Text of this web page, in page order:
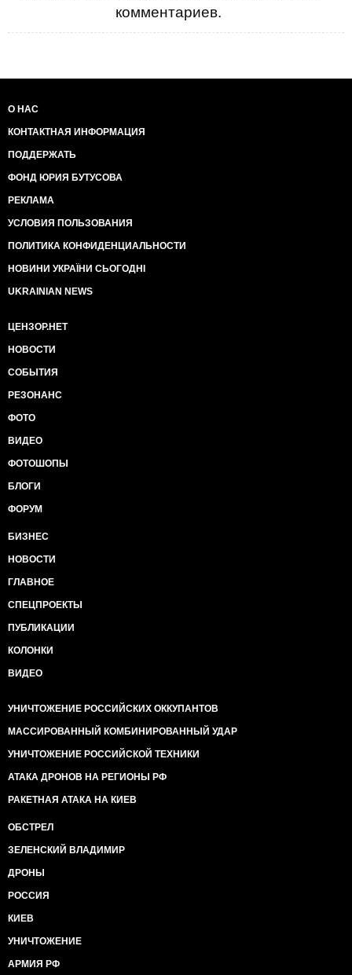
комментариев.
О НАС
КОНТАКТНАЯ ИНФОРМАЦИЯ
ПОДДЕРЖАТЬ
ФОНД ЮРИЯ БУТУСОВА
РЕКЛАМА
УСЛОВИЯ ПОЛЬЗОВАНИЯ
ПОЛИТИКА КОНФИДЕНЦИАЛЬНОСТИ
НОВИНИ УКРАЇНИ СЬОГОДНІ
UKRAINIAN NEWS
ЦЕНЗОР.НЕТ
НОВОСТИ
СОБЫТИЯ
РЕЗОНАНС
ФОТО
ВИДЕО
ФОТОШОПЫ
БЛОГИ
ФОРУМ
БИЗНЕС
НОВОСТИ
ГЛАВНОЕ
СПЕЦПРОЕКТЫ
ПУБЛИКАЦИИ
КОЛОНКИ
ВИДЕО
УНИЧТОЖЕНИЕ РОССИЙСКИХ ОККУПАНТОВ
МАССИРОВАННЫЙ КОМБИНИРОВАННЫЙ УДАР
УНИЧТОЖЕНИЕ РОССИЙСКОЙ ТЕХНИКИ
АТАКА ДРОНОВ НА РЕГИОНЫ РФ
РАКЕТНАЯ АТАКА НА КИЕВ
ОБСТРЕЛ
ЗЕЛЕНСКИЙ ВЛАДИМИР
ДРОНЫ
РОССИЯ
КИЕВ
УНИЧТОЖЕНИЕ
АРМИЯ РФ